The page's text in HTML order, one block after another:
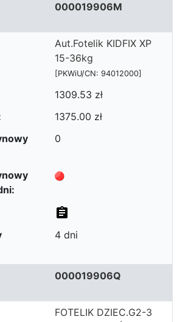
000019906M
Aut.Fotelik KIDFIX XP
15-36kg
[PKWiU/CN: 94012000]
1309.53 zł
1375.00 zł
0
4 dni
000019906Q
FOTELIK DZIEC.G2-3